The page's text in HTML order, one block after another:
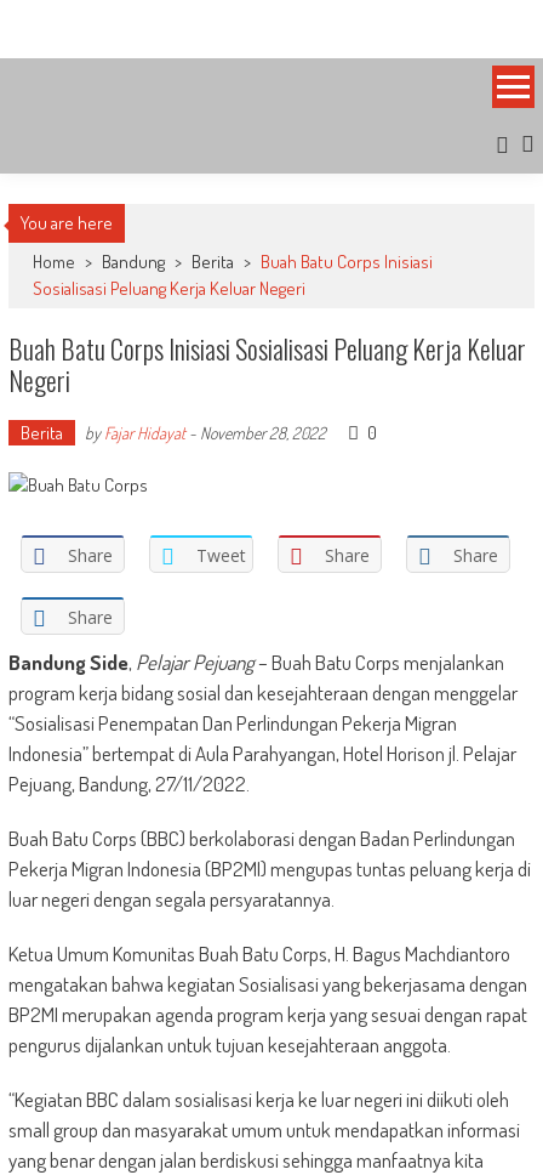
content
You are here
Home > Bandung > Berita > Buah Batu Corps Inisiasi
Sosialisasi Peluang Kerja Keluar Negeri
Buah Batu Corps Inisiasi Sosialisasi Peluang Kerja Keluar
Negeri
Berita byFajar Hidayat- November 28, 2022 0
Share Tweet Share Share
Share
Bandung Side, Pelajar Pejuang– Buah Batu Corps menjalankan
program kerja bidang sosial dan kesejahteraan dengan menggelar
“Sosialisasi Penempatan Dan Perlindungan Pekerja Migran
Indonesia” bertempat di Aula Parahyangan, Hotel Horison jl. Pelajar
Pejuang, Bandung, 27/11/2022.
Buah Batu Corps (BBC) berkolaborasi dengan Badan Perlindungan
Pekerja Migran Indonesia (BP2MI) mengupas tuntas peluang kerja di
luar negeri dengan segala persyaratannya.
Ketua Umum Komunitas Buah Batu Corps, H. Bagus Machdiantoro
mengatakan bahwa kegiatan Sosialisasi yang bekerjasama dengan
BP2MI merupakan agenda program kerja yang sesuai dengan rapat
pengurus dijalankan untuk tujuan kesejahteraan anggota.
“Kegiatan BBC dalam sosialisasi kerja ke luar negeri ini diikuti oleh
small group dan masyarakat umum untuk mendapatkan informasi
yang benar dengan jalan berdiskusi sehingga manfaatnya kita